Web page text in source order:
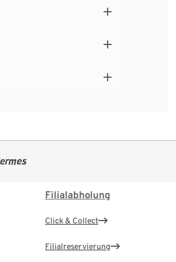
Filialabholung
Click & Collect
Filialreservierung